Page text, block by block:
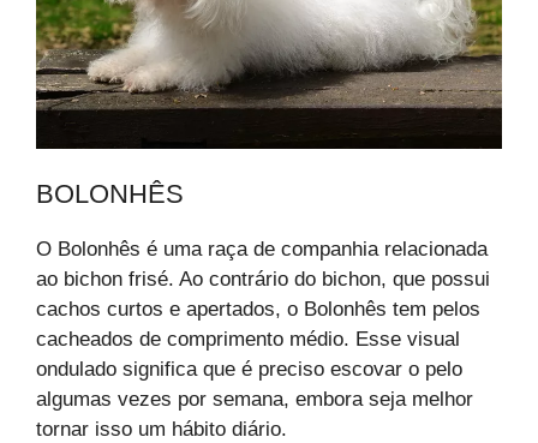
BOLONHÊS
O Bolonhês é uma raça de companhia relacionada
ao bichon frisé. Ao contrário do bichon, que possui
cachos curtos e apertados, o Bolonhês tem pelos
cacheados de comprimento médio. Esse visual
ondulado significa que é preciso escovar o pelo
algumas vezes por semana, embora seja melhor
tornar isso um hábito diário.